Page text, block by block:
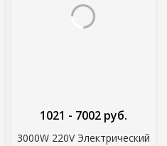
3000W 220V Электрический
1021 - 7002 руб.